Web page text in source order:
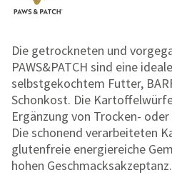
Die getrockneten und
PAWS&PATCH sind eine
selbstgekochtem Futter,
Schonkost. Die
Ergänzung von Trocken-
Die schonend verarbeiteten
glutenfreie energiereiche
hohen Geschmacksakzeptanz.